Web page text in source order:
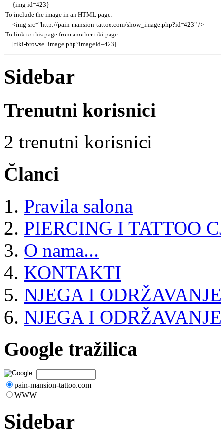
{img id=423}
To include the image in an HTML page:
<img src="http://pain-mansion-tattoo.com/show_image.php?id=423" />
To link to this page from another tiki page:
[tiki-browse_image.php?imageId=423]
Sidebar
Trenutni korisnici
2 trenutni korisnici
Članci
Pravila salona
PIERCING I TATTOO
O nama...
KONTAKTI
NJEGA I
NJEGA I
Google tražilica
pain-mansion-tattoo.com
WWW
Sidebar